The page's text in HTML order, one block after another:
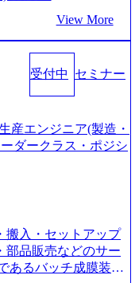
の体感的なお話を
ネスサイドでのキャ
的に決めてはいない
京・大阪での勤務を
の企業価値の最大
改革、人材育成、業
グサービスを一気
合コンサルティング
（槍）を指して
強い企業として認知
体の3割。現在はTo
信、エンタメ、教
ルを活用したいな
方でも、キャリア形
20240925204135
https://
View More
受付中 セミナー
産エンジニア(製造・
ダークラス・ポジシ
搬入・セットアップ
部品販売などのサー
あるバッチ成膜装置